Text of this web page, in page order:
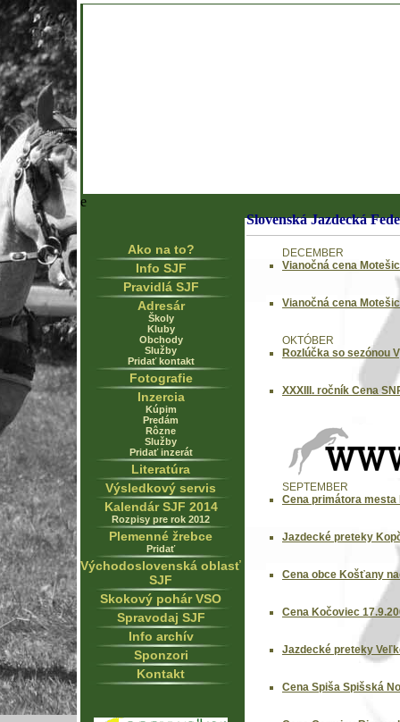
e
Ako na to?
Info SJF
Pravidlá SJF
Adresár
Školy
Kluby
Obchody
Služby
Pridať kontakt
Fotografie
Inzercia
Kúpim
Predám
Rôzne
Služby
Pridať inzerát
Literatúra
Výsledkový servis
Kalendár SJF 2014
Rozpisy pre rok 2012
Plemenné žrebce
Pridať
Východoslovenská oblasť
SJF
Skokový pohár VSO
Spravodaj SJF
Info archív
Sponzori
Kontakt
Slovenská Jazdecká
DECEMBER
Vianočná cena
Vianočná cena
OKTÓBER
Rozlúčka so sezónou
XXXIII. ročník Cena
SEPTEMBER
Cena primátora mesta
Jazdecké preteky
Cena obce Košťany
Cena Kočoviec
Jazdecké preteky
Cena Spiša Spišská